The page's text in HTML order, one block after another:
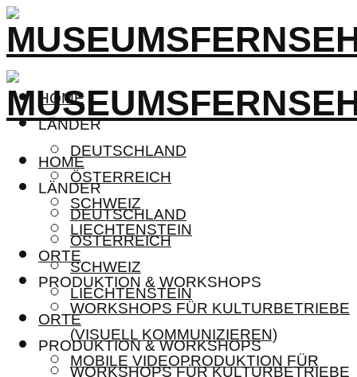
HOME
LÄNDER
DEUTSCHLAND
ÖSTERREICH
SCHWEIZ
LIECHTENSTEIN
ORTE
PRODUKTION & WORKSHOPS
WORKSHOPS FÜR KULTURBETRIEBE
(VISUELL KOMMUNIZIEREN)
MOBILE VIDEOPRODUKTION FÜR
HOME
LÄNDER
DEUTSCHLAND
ÖSTERREICH
SCHWEIZ
LIECHTENSTEIN
ORTE
PRODUKTION & WORKSHOPS
WORKSHOPS FÜR KULTURBETRIEBE